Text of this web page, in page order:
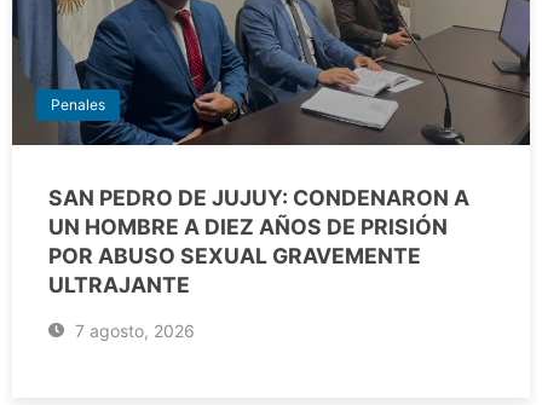
Penales
SAN PEDRO DE JUJUY: CONDENARON A
UN HOMBRE A DIEZ AÑOS DE PRISIÓN
POR ABUSO SEXUAL GRAVEMENTE
ULTRAJANTE
7 agosto, 2026